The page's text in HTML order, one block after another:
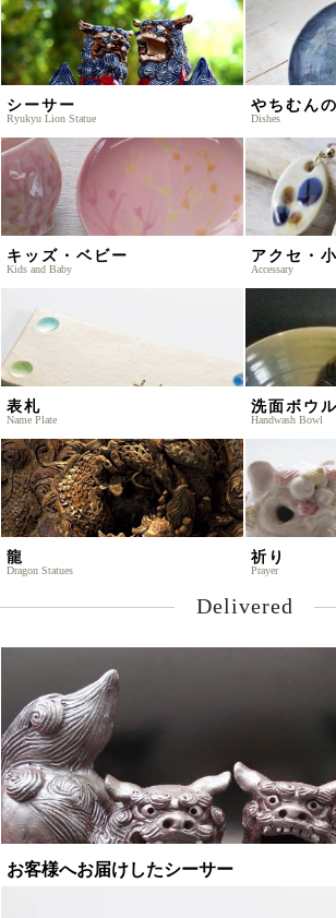
シーサー
Ryukyu Lion Statue
やちむん
Dishes
キッズ・ベビー
Kids and Baby
アクセ・
Accessary
表札
Name Plate
洗面ボウル
Handwash Bowl
龍
Dragon Statues
祈り
Prayer
Delivered
お客様へお届けしたシーサー